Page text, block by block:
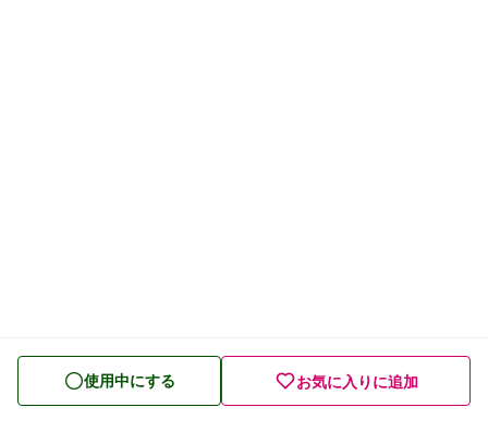
使用中にする お気に入りに追加